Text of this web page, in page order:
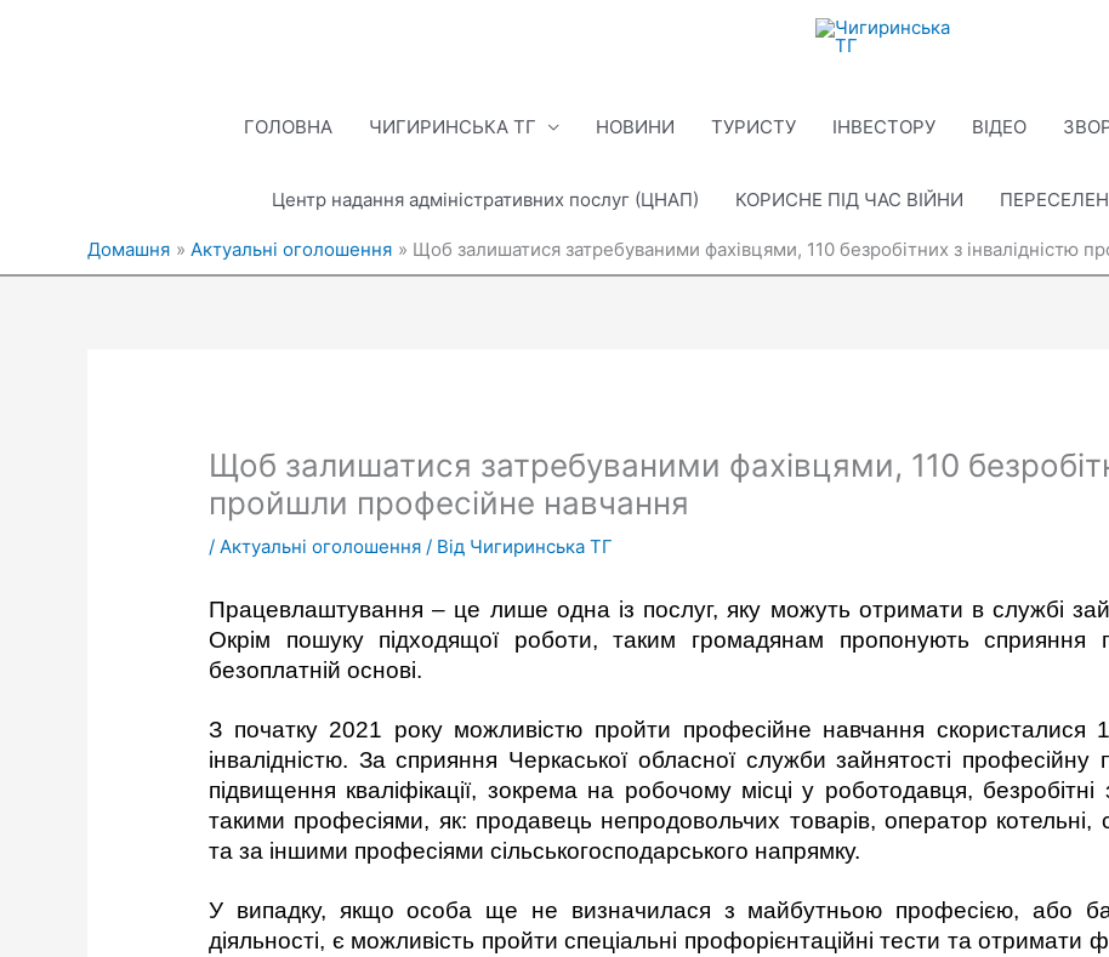
ГОЛОВНА ЧИГИРИНСЬКА ТГ НОВИНИ ТУРИСТУ ІНВЕСТОРУ ВІДЕО
Центр надання адміністративних послуг (ЦНАП) КОРИСНЕ ПІД ЧАС ВІЙНИ
Домашня Актуальні оголошення Щоб залишатися затребуваними фахівцями, 110 безробітних з інвалідністю
Щоб залишатися затребуваними фахівцями, 110
пройшли професійне навчання
/Актуальні оголошення / Від Чигиринська ТГ
Працевлаштування – це лише одна із послуг, яку можуть отримати в службі
Окрім пошуку підходящої роботи, таким громадянам пропонують сприяння
безоплатній основі.
З початку 2021 року можливістю пройти професійне навчання скористалися
інвалідністю. За сприяння Черкаської обласної служби зайнятості професійну
підвищення кваліфікації, зокрема на робочому місці у роботодавця, безробітні
такими професіями, як: продавець непродовольчих товарів, оператор котельні,
та за іншими професіями сільськогосподарського напрямку.
У випадку, якщо особа ще не визначилася з майбутньою професією, або
діяльності, є можливість пройти спеціальні профорієнтаційні тести та отримати